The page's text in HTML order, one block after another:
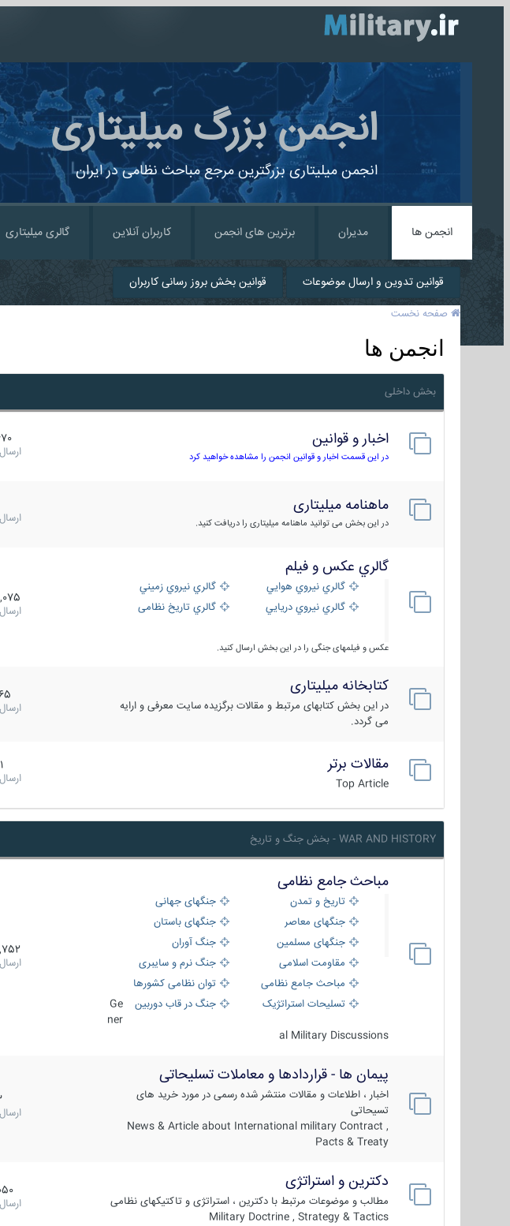
انجمن بزرگ میلیتاری
انجمن میلیتاری بزرگترین مرجع مباحث نظامی در ایران
انجمن ها مدیران برترین های انجمن کاربران آنلاین گالری میلیتاری
قوانین تدوین و ارسال موضوعات قوانین بخش بروز رسانی کاربران
صفحه نخست
انجمن ها
بخش داخلی
اخبار و قوانین
در این قسمت اخبار و قوانین انجمن را مشاهده خواهید کرد
ماهنامه میلیتاری
در این بخش می توانید ماهنامه میلیتاری را دریافت کنید.
گالري عكس و فيلم
گالري نيروي هوايي
گالري نيروي زميني
گالري نيروي دريايي
گالري تاریخ نظامی
عکس و فیلمهای جنگی را در این بخش ارسال کنید.
کتابخانه میلیتاری
در این بخش کتابهای مرتبط و مقالات برگزیده سایت معرفی و ارایه
می گردد.
مقالات برتر
Top Article
WAR AND HISTORY - بخش جنگ و تاریخ
مباحث جامع نظامی
تاریخ و تمدن
جنگهای جهانی
جنگهای معاصر
جنگهای باستان
جنگهای مسلمین
جنگ آوران
مقاومت اسلامی
جنگ نرم و سایبری
مباحث جامع نظامی
توان نظامی کشورها
تسلیحات استراتژیک
جنگ در قاب دوربین
Ge
ner
al Military Discussions
پیمان ها - قراردادها و معاملات تسلیحاتی
اخبار ، اطلاعات و مقالات منتشر شده رسمی در مورد خرید های
تسیحاتی
News & Article about International military Contract ,
Pacts & Treaty
دکترین و استراتژی
مطالب و موضوعات مرتبط با دکترین ، استراتژی و تاکتیکهای نظامی
Military Doctrine , Strategy & Tactics